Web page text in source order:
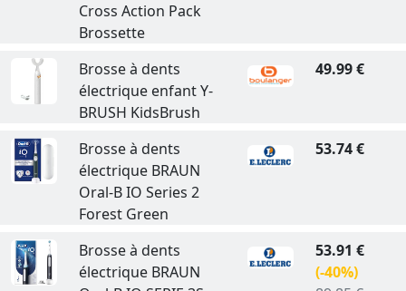
Cross Action Pack
Brossette
Brosse à dents
électrique enfant Y-
BRUSH KidsBrush
49.99 €
Brosse à dents
électrique BRAUN
Oral-B IO Series 2
Forest Green
53.74 €
Brosse à dents
électrique BRAUN
53.91 €
(-40%)